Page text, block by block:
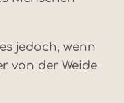
jedoch, wenn
von der Weide